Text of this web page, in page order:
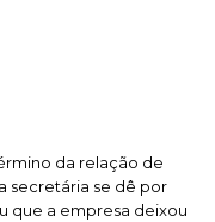
da relação de
secretária se dê por
que a empresa deixou